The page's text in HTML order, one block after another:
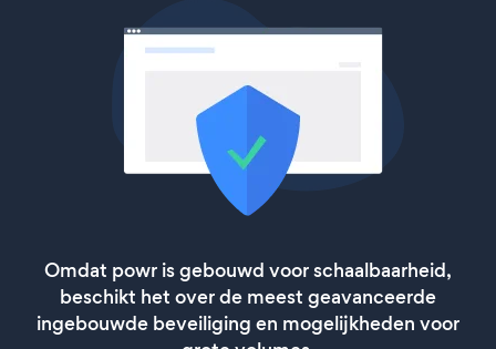
Omdat powr is gebouwd voor schaalbaarheid,
beschikt het over de meest geavanceerde
ingebouwde beveiliging en mogelijkheden voor